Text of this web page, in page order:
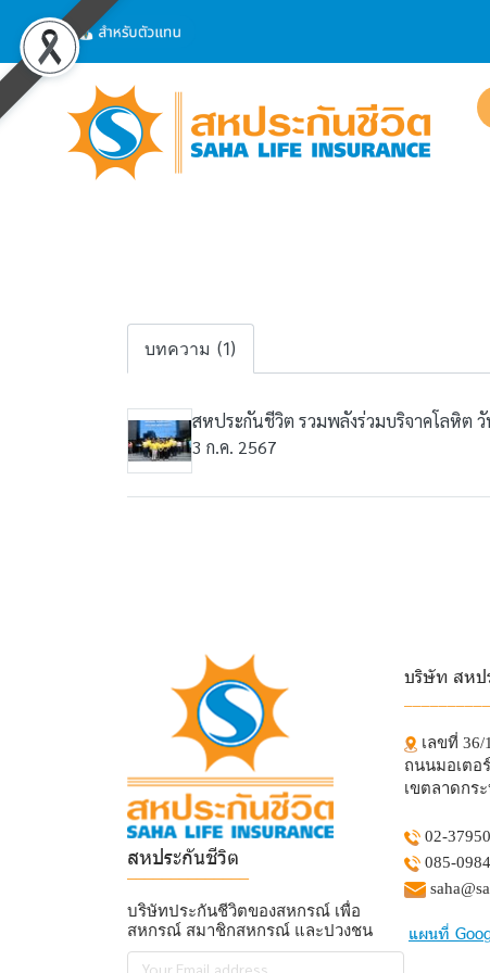
บทความ (1)
สหประกันชีวิต รวมพลังร่วมบริจาคโลหิต
3 ก.ค. 2567
สหประกันชีวิต
บริษัทประกันชีวิตของสหกรณ์ เพื่อ
สหกรณ์ สมาชิกสหกรณ์ และปวงชน
บริษัท สหป
เลขที่ 36/
ถนนมอเตอ
เขตลาดกร
02-
085-
แผนที่